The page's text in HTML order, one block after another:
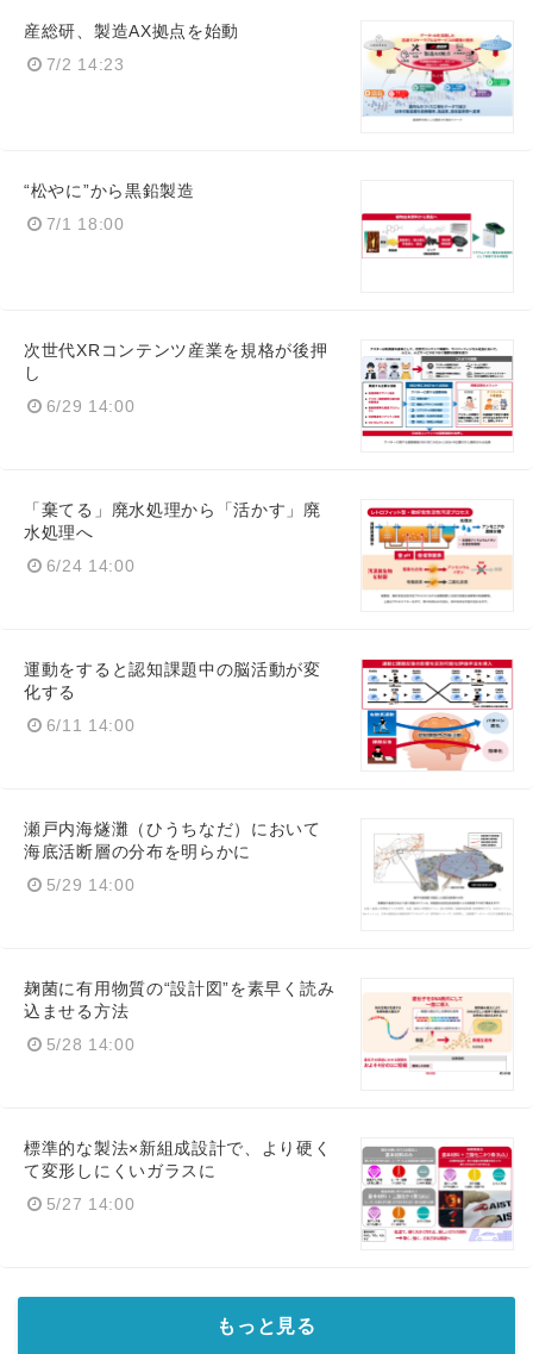
産総研、製造AX拠点を始動
7/2 14:23
“松やに”から黒鉛製造
7/1 18:00
次世代XRコンテンツ産業を規格が後押
し
6/29 14:00
「棄てる」廃水処理から「活かす」廃
水処理へ
6/24 14:00
運動をすると認知課題中の脳活動が変
化する
6/11 14:00
瀬戸内海燧灘（ひうちなだ）において
海底活断層の分布を明らかに
5/29 14:00
麹菌に有用物質の“設計図”を素早く読み
込ませる方法
5/28 14:00
標準的な製法×新組成設計で、より硬く
て変形しにくいガラスに
5/27 14:00
もっと見る